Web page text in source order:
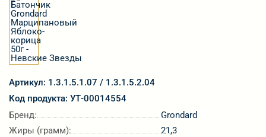
Артикул: 1.3.1.5.1.07 / 1.3.1.5.2.04
Код продукта: УТ-00014554
Бренд:
Grondard
Жиры (грамм):
21,3